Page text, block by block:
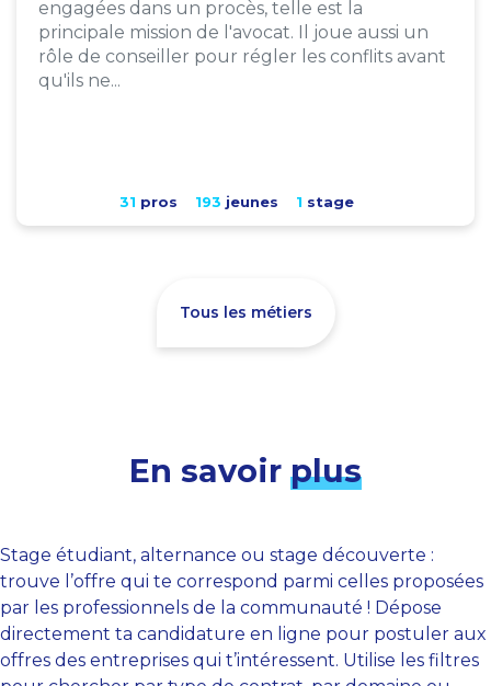
engagées dans un procès, telle est la
principale mission de l'avocat. Il joue aussi un
rôle de conseiller pour régler les conflits avant
qu'ils ne...
31 pros 193 jeunes 1 stage
Tous les métiers
En savoir plus
Stage étudiant, alternance ou stage découverte :
trouve l’offre qui te correspond parmi celles proposées
par les professionnels de la communauté ! Dépose
directement ta candidature en ligne pour postuler aux
offres des entreprises qui t’intéressent. Utilise les filtres